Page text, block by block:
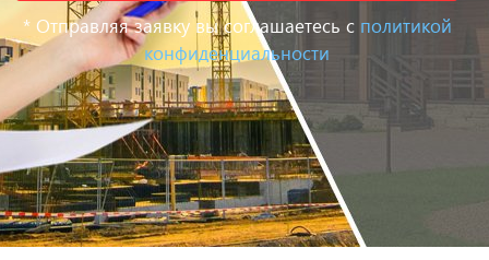
Дом из бруса Ещё не
определились
нужна консультация
* Отправляя заявку вы соглашаетесь с политикой
конфиденциальности